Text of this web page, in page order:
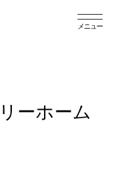
メニュー
ーホーム